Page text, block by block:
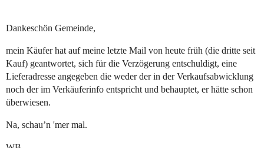
Dankeschön Gemeinde,
mein Käufer hat auf meine letzte Mail von heute früh (die dritte seit
Kauf) geantwortet, sich für die Verzögerung entschuldigt, eine
Lieferadresse angegeben die weder der in der Verkaufsabwicklung
noch der im Verkäuferinfo entspricht und behauptet, er hätte schon
überwiesen.
Na, schau’n 'mer mal.